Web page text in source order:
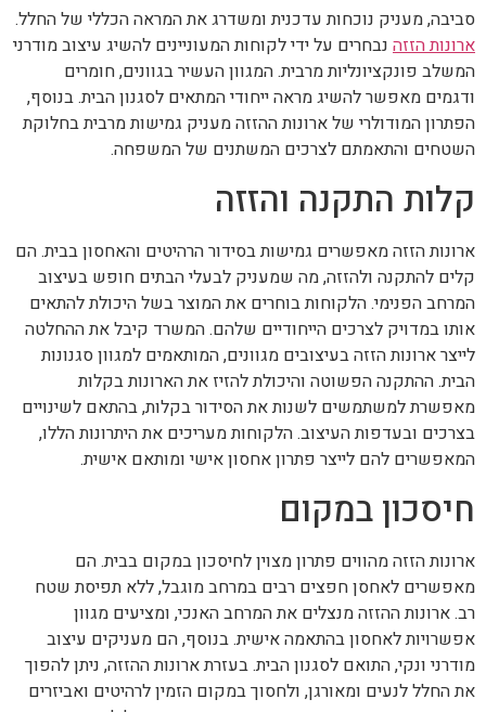
סביבה, מעניק נוכחות עדכנית ומשדרג את המראה הכללי של החלל.
ארונות הזזה נבחרים על ידי לקוחות המעוניינים להשיג עיצוב מודרני
המשלב פונקציונליות מרבית. המגוון העשיר בגוונים, חומרים
ודגמים מאפשר להשיג מראה ייחודי המתאים לסגנון הבית. בנוסף,
הפתרון המודולרי של ארונות ההזזה מעניק גמישות מרבית בחלוקת
השטחים והתאמתם לצרכים המשתנים של המשפחה.
קלות התקנה והזזה
ארונות הזזה מאפשרים גמישות בסידור הרהיטים והאחסון בבית. הם
קלים להתקנה ולהזזה, מה שמעניק לבעלי הבתים חופש בעיצוב
המרחב הפנימי. הלקוחות בוחרים את המוצר בשל היכולת להתאים
אותו במדויק לצרכים הייחודיים שלהם. המשרד קיבל את ההחלטה
לייצר ארונות הזזה בעיצובים מגוונים, המותאמים למגוון סגנונות
הבית. ההתקנה הפשוטה והיכולת להזיז את הארונות בקלות
מאפשרת למשתמשים לשנות את הסידור בקלות, בהתאם לשינויים
בצרכים ובעדפות העיצוב. הלקוחות מעריכים את היתרונות הללו,
המאפשרים להם לייצר פתרון אחסון אישי ומותאם אישית.
חיסכון במקום
ארונות הזזה מהווים פתרון מצוין לחיסכון במקום בבית. הם
מאפשרים לאחסן חפצים רבים במרחב מוגבל, ללא תפיסת שטח
רב. ארונות ההזזה מנצלים את המרחב האנכי, ומציעים מגוון
אפשרויות לאחסון בהתאמה אישית. בנוסף, הם מעניקים עיצוב
מודרני ונקי, התואם לסגנון הבית. בעזרת ארונות ההזזה, ניתן להפוך
את החלל לנעים ומאורגן, ולחסוך במקום הזמין לרהיטים ואביזרים